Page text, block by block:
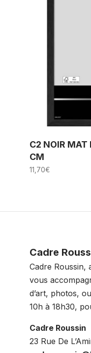
C2 NOIR MAT
CM
11,70€
Cadre
Cadre Roussin,
vous
d’art, photos,
10h à 18h30,
Cadre Roussin
23 Rue De